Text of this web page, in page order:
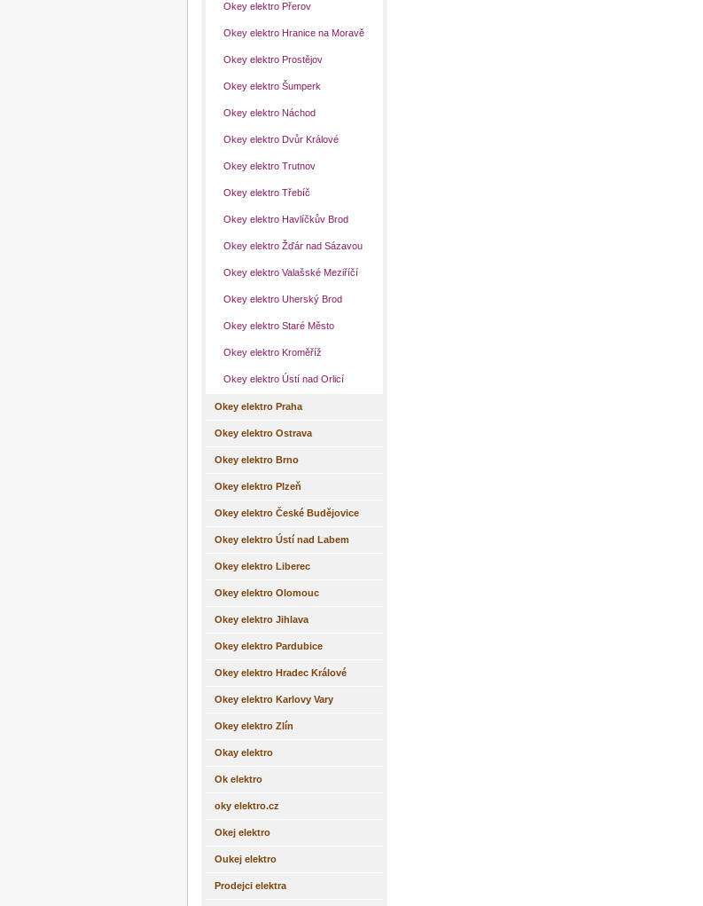
Okey elektro Přerov
Okey elektro Hranice na Moravě
Okey elektro Prostějov
Okey elektro Šumperk
Okey elektro Náchod
Okey elektro Dvůr Králové
Okey elektro Trutnov
Okey elektro Třebíč
Okey elektro Havlíčkův Brod
Okey elektro Žďár nad Sázavou
Okey elektro Valašské Meziříčí
Okey elektro Uherský Brod
Okey elektro Staré Město
Okey elektro Kroměříž
Okey elektro Ústí nad Orlicí
Okey elektro Praha
Okey elektro Ostrava
Okey elektro Brno
Okey elektro Plzeň
Okey elektro České Budějovice
Okey elektro Ústí nad Labem
Okey elektro Liberec
Okey elektro Olomouc
Okey elektro Jihlava
Okey elektro Pardubice
Okey elektro Hradec Králové
Okey elektro Karlovy Vary
Okey elektro Zlín
Okay elektro
Ok elektro
oky elektro.cz
Okej elektro
Oukej elektro
Prodejci elektra